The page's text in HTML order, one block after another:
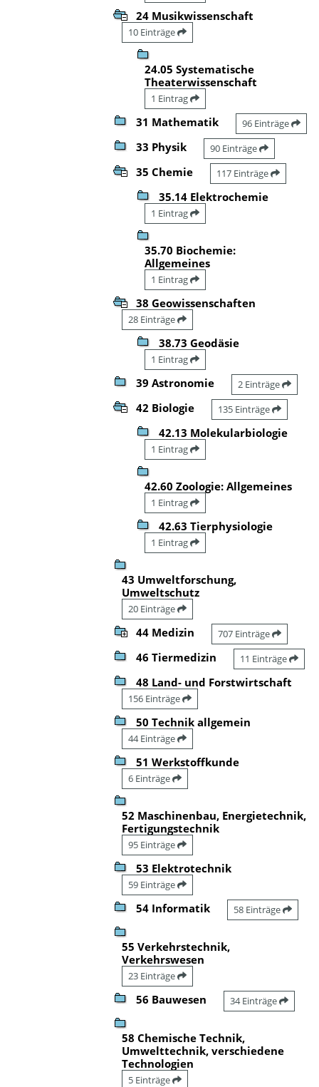
24 Musikwissenschaft
10 Einträge
24.05 Systematische
Theaterwissenschaft
1 Eintrag
31 Mathematik 96 Einträge
33 Physik 90 Einträge
35 Chemie 117 Einträge
35.14 Elektrochemie
1 Eintrag
35.70 Biochemie:
Allgemeines
1 Eintrag
38 Geowissenschaften
28 Einträge
38.73 Geodäsie
1 Eintrag
39 Astronomie 2 Einträge
42 Biologie 135 Einträge
42.13 Molekularbiologie
1 Eintrag
42.60 Zoologie: Allgemeines
1 Eintrag
42.63 Tierphysiologie
1 Eintrag
43 Umweltforschung,
Umweltschutz
20 Einträge
44 Medizin 707 Einträge
46 Tiermedizin 11 Einträge
48 Land- und Forstwirtschaft
156 Einträge
50 Technik allgemein
44 Einträge
51 Werkstoffkunde
6 Einträge
52 Maschinenbau, Energietechnik,
Fertigungstechnik
95 Einträge
53 Elektrotechnik
59 Einträge
54 Informatik 58 Einträge
55 Verkehrstechnik,
Verkehrswesen
23 Einträge
56 Bauwesen 34 Einträge
58 Chemische Technik,
Umwelttechnik, verschiedene
Technologien
5 Einträge